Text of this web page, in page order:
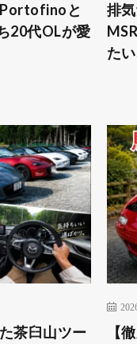
Portofinoと
20代OLが愛
排
た
茶臼山ツー 【